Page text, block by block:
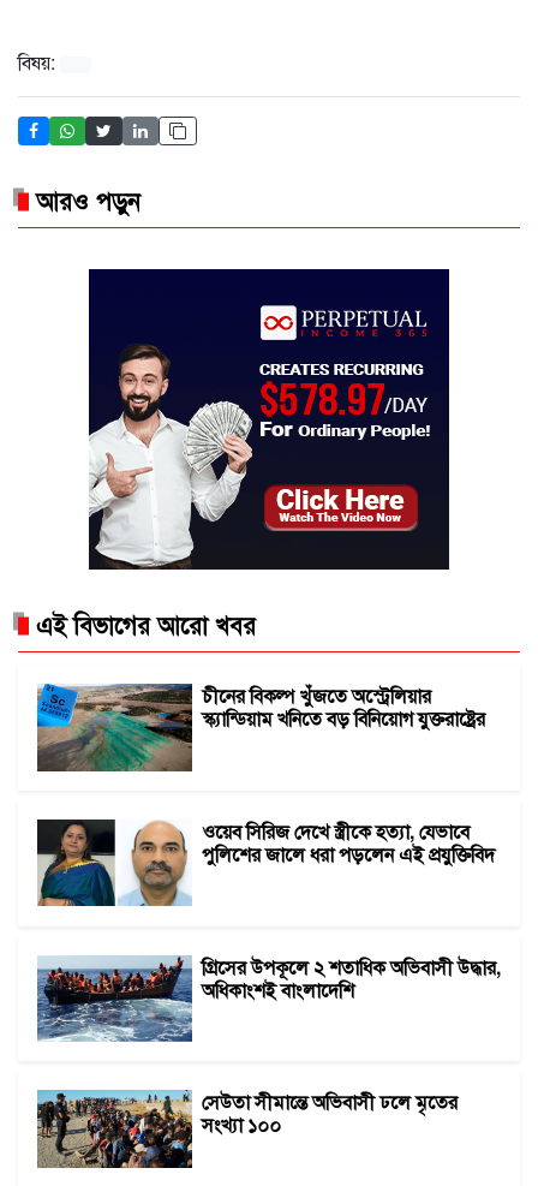
বিষয়:
আরও পড়ুন
এই বিভাগের আরো খবর
চীনের বিকল্প খুঁজতে অস্ট্রেলিয়ার
স্ক্যান্ডিয়াম খনিতে বড় বিনিয়োগ যুক্তরাষ্ট্রের
ওয়েব সিরিজ দেখে স্ত্রীকে হত্যা, যেভাবে
পুলিশের জালে ধরা পড়লেন এই প্রযুক্তিবিদ
গ্রিসের উপকূলে ২ শতাধিক অভিবাসী উদ্ধার,
অধিকাংশই বাংলাদেশি
সেউতা সীমান্তে অভিবাসী ঢলে মৃতের
সংখ্যা ১০০